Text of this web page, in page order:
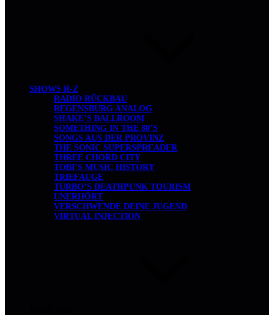
SHOWS R-Z
RADIO RÜCKBAU
REGENSBURG ANALOG
SHAKE’S BALLROOM
SOMETHING IN THE 80’S
SONGS AUS DER PROVINZ
THE SONIC SUPERSPREADER
THREE CHORD CITY
TOBI’S MUSIC HISTORY
TRIEFAUGE
TURBO’S DEATHPUNK TOURISM
UNERHÖRT
VERSCHWENDE DEINE JUGEND
VIRTUAL INJECTION